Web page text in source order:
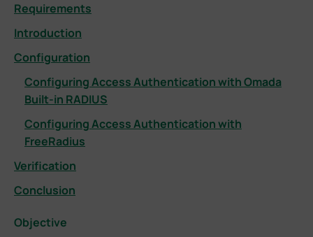
Requirements
Introduction
Configuration
Configuring Access Authentication with Omada
Built-in RADIUS
Configuring Access Authentication with
FreeRadius
Verification
Conclusion
Objective